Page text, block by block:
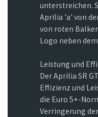
unterstreichen.
Aprilia 'a' von
von roten
Logo neben
Leistung und
Der Aprilia SR
Effizienz und
die Euro 5+-
Verringerung